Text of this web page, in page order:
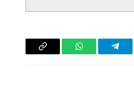
تيلقرام واتساب
Copy